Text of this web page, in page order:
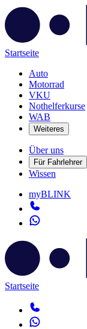
Startseite
Auto
Motorrad
VKU
Nothelferkurse
WAB
Weiteres
Über uns
Für Fahrlehrer
Wissen
myBLINK
Startseite